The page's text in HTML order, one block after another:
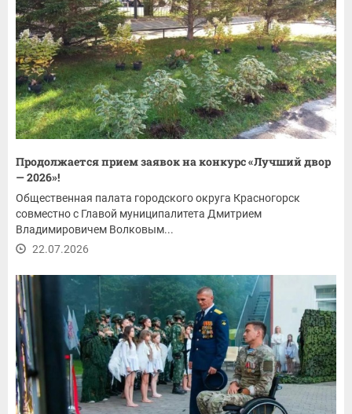
Продолжается прием заявок на конкурс «Лучший двор
— 2026»!
Общественная палата городского округа Красногорск
совместно с Главой муниципалитета Дмитрием
Владимировичем Волковым...
22.07.2026